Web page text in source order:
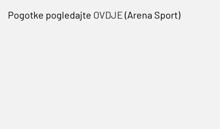
Pogotke pogledajte OVDJE (Arena Sport)